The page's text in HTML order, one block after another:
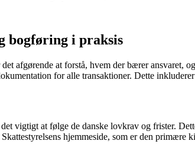
bogføring i praksis
afgørende at forstå, hvem der bærer
for alle transaktioner. Dette
vigtigt at følge de danske lovkrav og frister.
hjemmeside, som er den primære